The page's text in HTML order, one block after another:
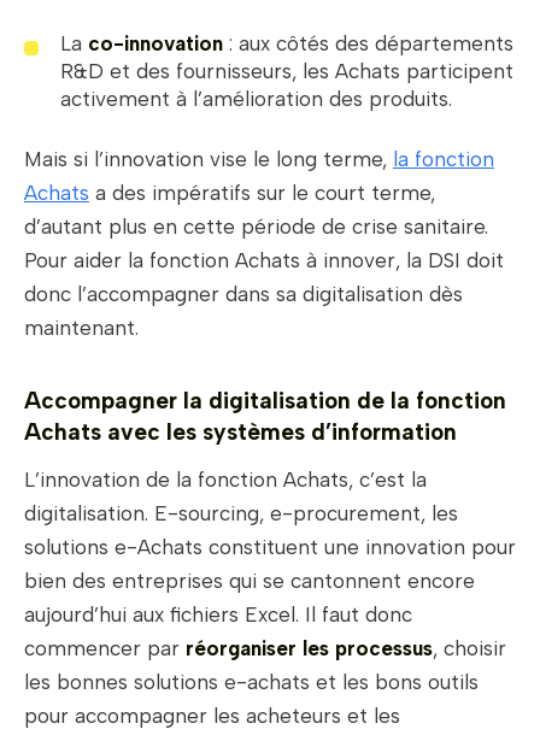
La co-innovation : aux côtés des départements
R&D et des fournisseurs, les Achats participent
activement à l’amélioration des produits.
Mais si l’innovation vise le long terme, la fonction
Achats a des impératifs sur le court terme,
d’autant plus en cette période de crise sanitaire.
Pour aider la fonction Achats à innover, la DSI doit
donc l’accompagner dans sa digitalisation dès
maintenant.
Accompagner la digitalisation de la fonction
Achats avec les systèmes d’information
L’innovation de la fonction Achats, c’est la
digitalisation. E-sourcing, e-procurement, les
solutions e-Achats constituent une innovation pour
bien des entreprises qui se cantonnent encore
aujourd’hui aux fichiers Excel. Il faut donc
commencer par réorganiser les processus, choisir
les bonnes solutions e-achats et les bons outils
pour accompagner les acheteurs et les